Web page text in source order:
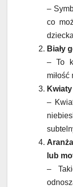
–
co
Biały
– To
miłość
–
lub
–